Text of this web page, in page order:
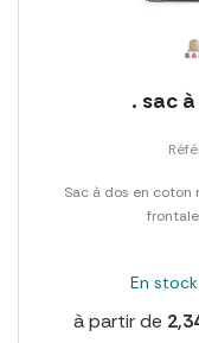
. sac
Sac à dos en coton
En
à partir de